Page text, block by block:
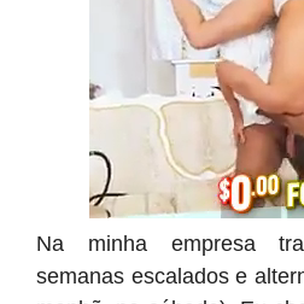
Na minha empresa
semanas escalados e